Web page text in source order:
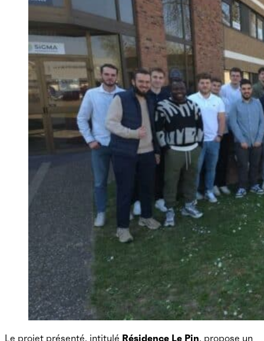
Le projet présenté, intitulé Résidence Le Pin, propose un